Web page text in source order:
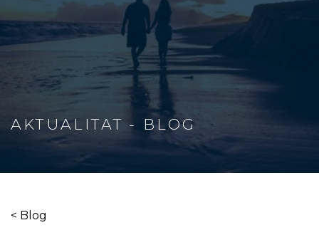
AKTUALITAT - BLOG
< Blog